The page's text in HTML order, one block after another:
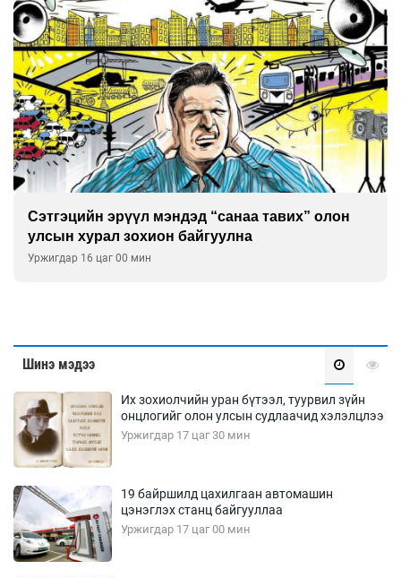
Сэтгэцийн эрүүл мэндэд “санаа тавих” олон
улсын хурал зохион байгуулна
Уржигдар 16 цаг 00 мин
Шинэ мэдээ
Их зохиолчийн уран бүтээл, туурвил зүйн
онцлогийг олон улсын судлаачид хэлэлцлээ
Уржигдар 17 цаг 30 мин
19 байршилд цахилгаан автомашин
цэнэглэх станц байгууллаа
Уржигдар 17 цаг 00 мин